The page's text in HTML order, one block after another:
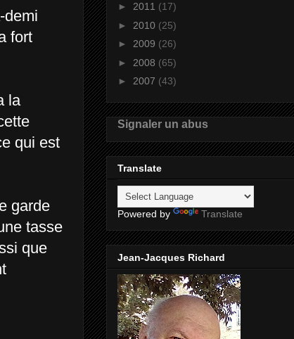
demi
fort
la
qui est
garde
tasse
que
► 2011 (17)
► 2010 (25)
► 2009 (26)
► 2008 (65)
► 2007 (43)
Signaler un abus
Translate
Powered by Translate
Jean-Jacques Richard